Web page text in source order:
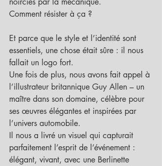
Comment résister à ça ?
Et parce que le style et l’identité sont
essentiels, une chose était sûre : il nous
fallait un logo fort.
Une fois de plus, nous avons fait appel à
l’illustrateur britannique Guy Allen – un
maître dans son domaine, célèbre pour
ses œuvres élégantes et inspirées par
l’univers automobile.
Il nous a livré un visuel qui capturait
parfaitement l’esprit de l’événement :
élégant, vivant, avec une Berlinette